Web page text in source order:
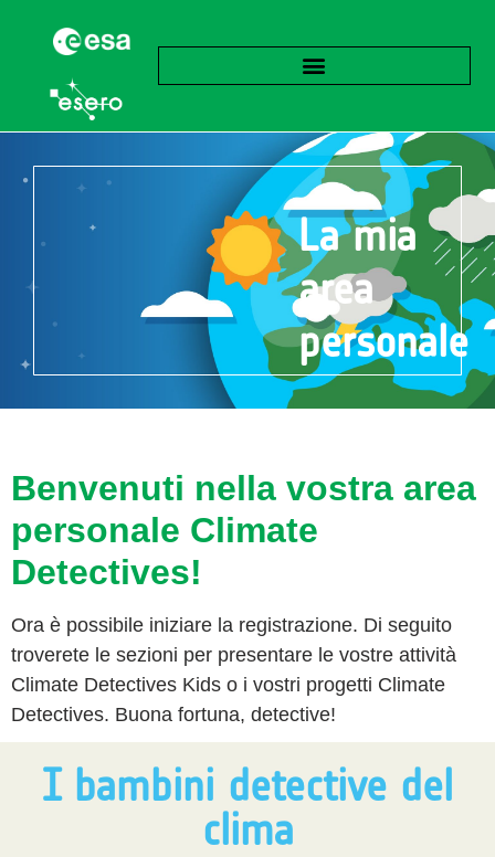
La mia
area
personale
Benvenuti nella vostra area
personale Climate
Detectives!
Ora è possibile iniziare la registrazione. Di seguito
troverete le sezioni per presentare le vostre attività
Climate Detectives Kids o i vostri progetti Climate
Detectives. Buona fortuna, detective!
I bambini detective del
clima